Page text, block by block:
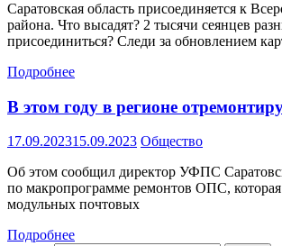
Саратовская область присоединяется к
района. Что высадят? 2 тысячи сеянцев
присоединиться? Следи за обновлением
Подробнее
В этом году в регионе
17.09.202315.09.2023 Общество
Об этом сообщил директор УФПС
по макропрограмме ремонтов ОПС,
модульных почтовых
Подробнее